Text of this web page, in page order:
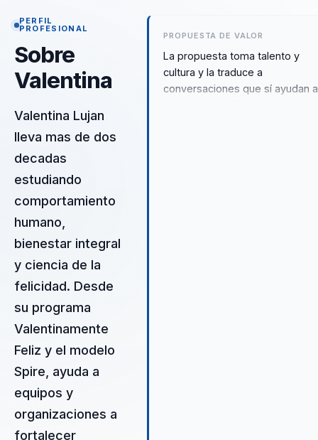
PERFIL
PROFESIONAL
Sobre
Valentina
Valentina Lujan
lleva mas de dos
decadas
estudiando
comportamiento
humano,
bienestar integral
y ciencia de la
felicidad. Desde
su programa
Valentinamente
Feliz y el modelo
Spire, ayuda a
equipos y
organizaciones a
fortalecer
PROPUESTA DE VALOR
La propuesta toma talento y
cultura y la traduce a
conversaciones que sí ayudan a